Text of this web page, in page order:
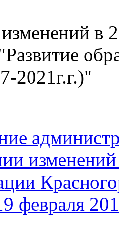
в
2021г.г.)"
изменений
февраля